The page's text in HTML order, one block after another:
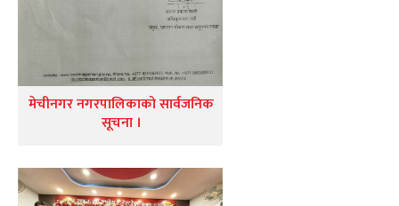
मेचीनगर नगरपालिकाको सार्वजनिक
सूचना ।